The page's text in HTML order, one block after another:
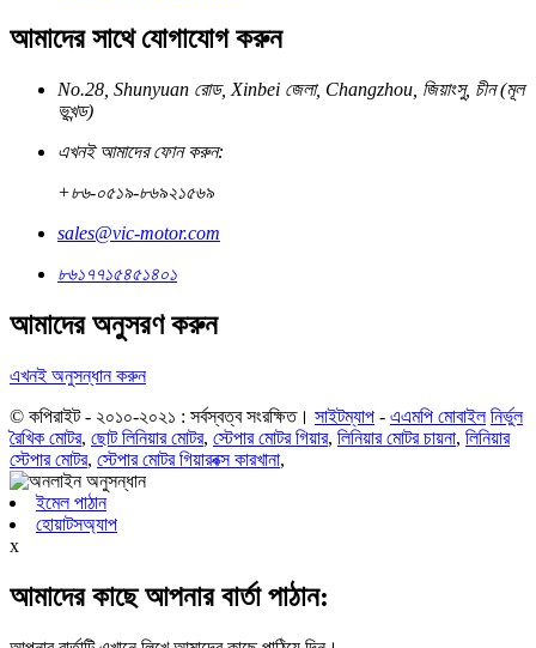
আমাদের সাথে যোগাযোগ করুন
No.28, Shunyuan রোড, Xinbei জেলা, Changzhou, জিয়াংসু, চীন (মূল
ভূখন্ড)
এখনই আমাদের ফোন করুন:
+৮৬-০৫১৯-৮৬৯২১৫৬৯
sales@vic-motor.com
৮৬১৭৭১৫৪৫১৪০১
আমাদের অনুসরণ করুন
এখনই অনুসন্ধান করুন
© কপিরাইট - ২০১০-২০২১ : সর্বস্বত্ব সংরক্ষিত। সাইটম্যাপ - এএমপি মোবাইল নির্ভুল
রৈখিক মোটর, ছোট লিনিয়ার মোটর, স্টেপার মোটর গিয়ার, লিনিয়ার মোটর চায়না, লিনিয়ার
স্টেপার মোটর, স্টেপার মোটর গিয়ারবক্স কারখানা,
ইমেল পাঠান
হোয়াটসঅ্যাপ
x
আমাদের কাছে আপনার বার্তা পাঠান: